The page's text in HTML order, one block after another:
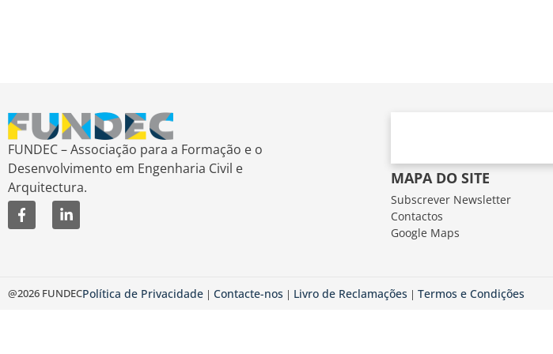
FUNDEC – Associação para a Formação e o
Desenvolvimento em Engenharia Civil e
Arquitectura.
MAPA DO SITE
Subscrever Newsletter
Contactos
Google Maps
@2026 FUNDECPolítica de Privacidade | Contacte-nos | Livro de Reclamações | Termos e Condições